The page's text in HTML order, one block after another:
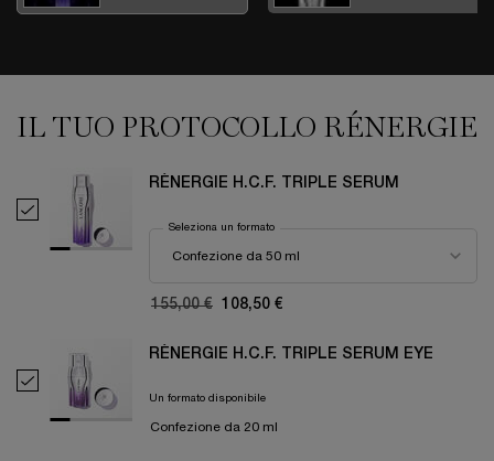
IL TUO PROTOCOLLO RÉNERGIE
IL TUO PROTOCOLLO RÉNERGIE
Select RÉNERGIE H.C.F. TRIPLE SERUM
RÉNERGIE H.C.F. TRIPLE SERUM
Seleziona un formato
Old price
155,00 € New price
108,50 €
Select RÉNERGIE H.C.F. TRIPLE SERUM EYE
RÉNERGIE H.C.F. TRIPLE SERUM EYE
Un formato disponibile
Confezione da 20 ml